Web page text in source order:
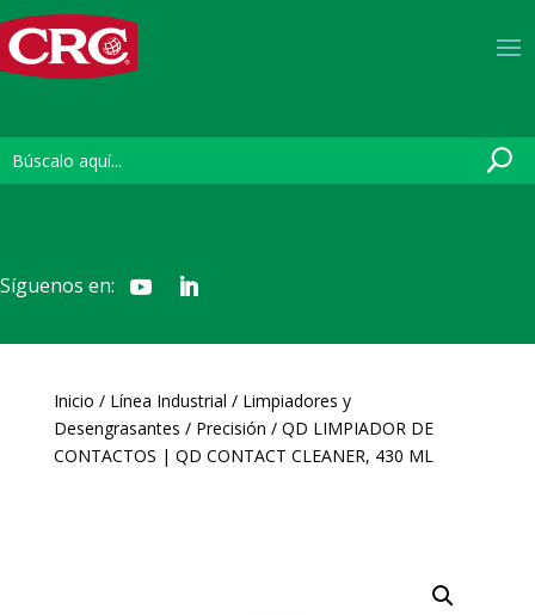
Síguenos en:
Inicio / Línea Industrial / Limpiadores y
Desengrasantes / Precisión / QD LIMPIADOR DE
CONTACTOS | QD CONTACT CLEANER, 430 ML